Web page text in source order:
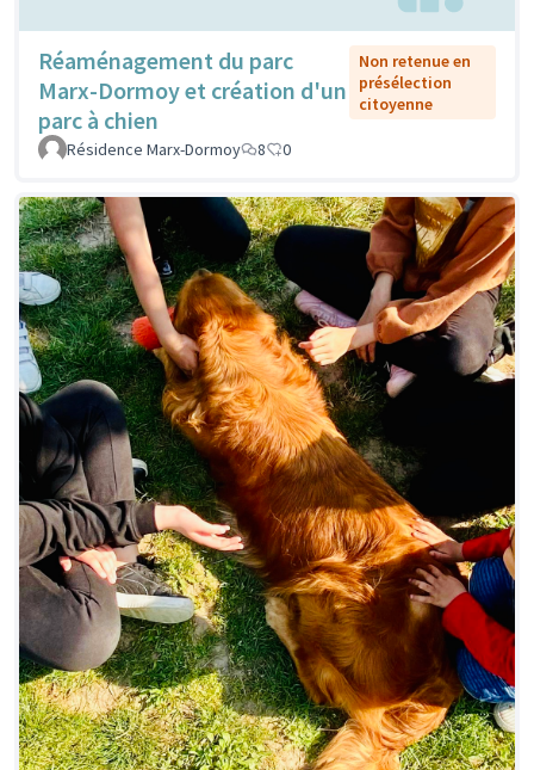
Réaménagement du parc
Marx-Dormoy et création d'un
parc à chien
Non retenue en
présélection
citoyenne
Résidence Marx-Dormoy 8 0